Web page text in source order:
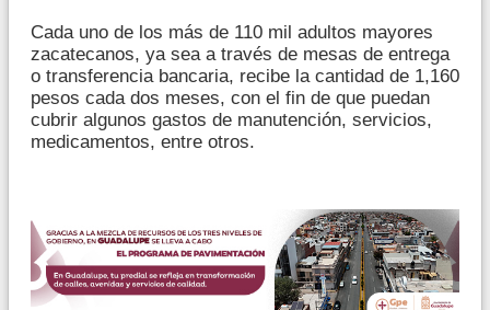
Cada uno de los más de 110 mil adultos mayores
zacatecanos, ya sea a través de mesas de entrega
o transferencia bancaria, recibe la cantidad de 1,160
pesos cada dos meses, con el fin de que puedan
cubrir algunos gastos de manutención, servicios,
medicamentos, entre otros.